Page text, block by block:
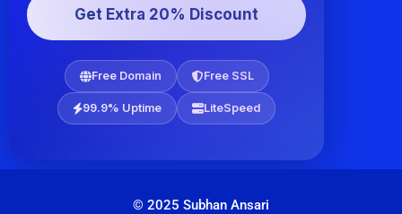
Get Extra 20% Discount
Free Domain Free SSL
99.9% Uptime LiteSpeed
© 2025 Subhan Ansari